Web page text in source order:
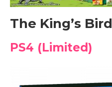
The King’s Bird
PS4 (Limited)